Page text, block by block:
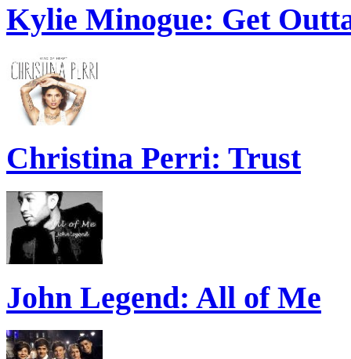
Kylie Minogue: Get
Christina Perri: Trust
John Legend: All of Me